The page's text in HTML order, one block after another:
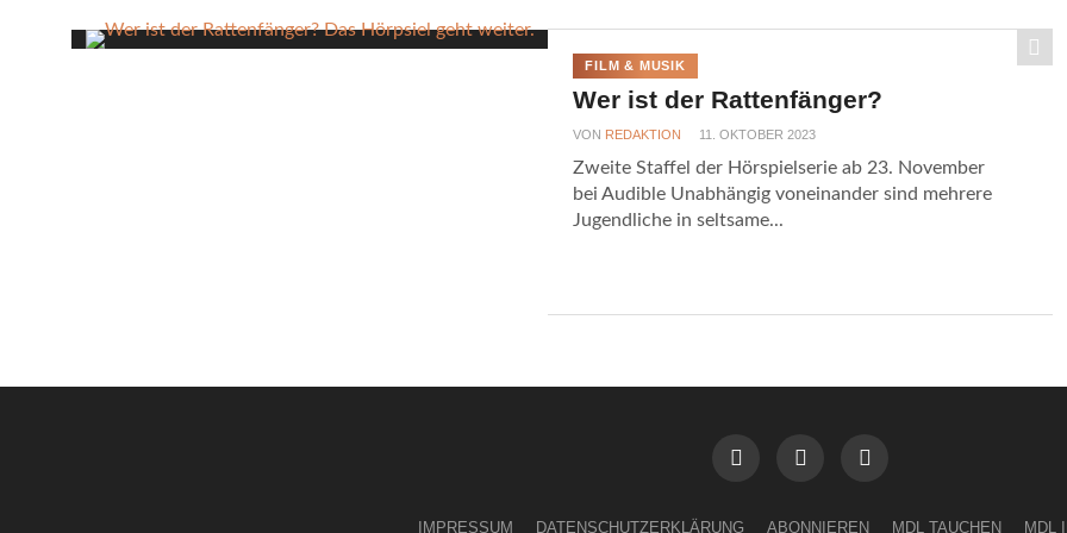
FILM & MUSIK
Wer ist der Rattenfänger?
VON REDAKTION 11. OKTOBER 2023
Zweite Staffel der Hörspielserie ab 23. November
bei Audible Unabhängig voneinander sind mehrere
Jugendliche in seltsame...
IMPRESSUM DATENSCHUTZERKLÄRUNG ABONNIEREN MDL TAUCHEN MDL